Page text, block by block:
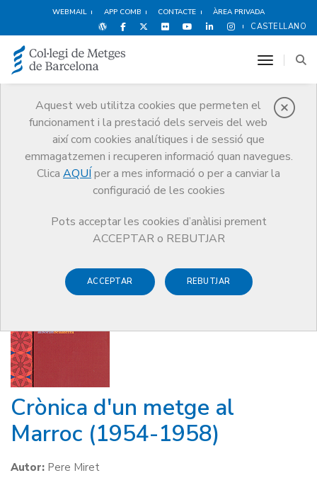
WEBMAIL APP COMB CONTACTE ÀREA PRIVADA
CASTELLANO
Aquest web utilitza cookies que permeten el
funcionament i la prestació dels serveis del web
així com cookies analítiques i de sessió que
emmagatzemen i recuperen informació quan navegues.
Clica AQUÍ per a mes informació o per a canviar la
configuració de les cookies
Pots acceptar les cookies d’anàlisi prement
ACCEPTAR o REBUTJAR
ACCEPTAR REBUTJAR
toggle
Cultura i oci
Altres serveis Cultura i oci
Metges i literatura
Crònica d'un metge al Marroc (1954-1958)
Crònica d'un metge al
Marroc (1954-1958)
Autor: Pere Miret